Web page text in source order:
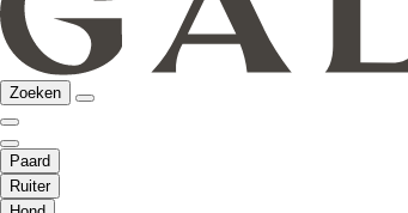
Zoeken
Paard
Ruiter